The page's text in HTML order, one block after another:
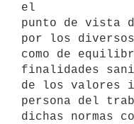
el
punto de vista
por los
como de
finalidades
de los valores
persona del
dichas normas